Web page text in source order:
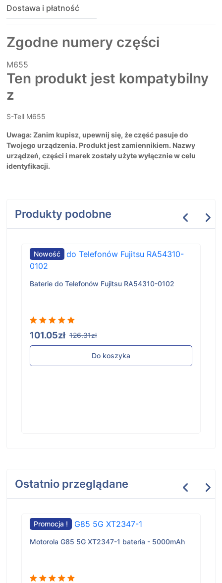
Dostawa i płatność
Zgodne numery części
M655
Ten produkt jest kompatybilny
z
S-Tell M655
Uwaga: Zanim kupisz, upewnij się, że część pasuje do
Twojego urządzenia. Produkt jest zamiennikiem. Nazwy
urządzeń, części i marek zostały użyte wyłącznie w celu
identyfikacji.
Produkty podobne
Nowość
Baterie do Telefonów Fujitsu RA54310-0102
101.05zł 126.31zł
Do koszyka
Ostatnio przeglądane
Promocja !
Motorola G85 5G XT2347-1 bateria - 5000mAh